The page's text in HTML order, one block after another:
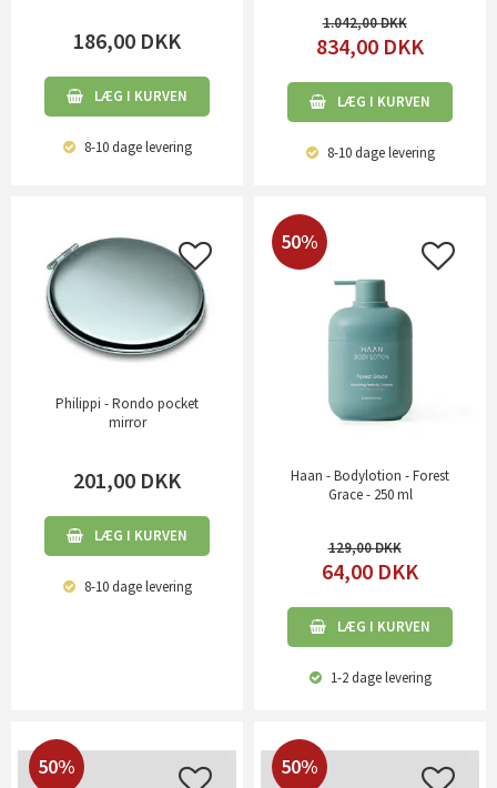
186,00 DKK
LÆG I KURVEN
8-10 dagelevering
1.042,00
834,00 DKK
LÆG I KURVEN
8-10 dagelevering
Philippi - Rondo pocket
mirror
201,00 DKK
LÆG I KURVEN
8-10 dagelevering
50%
Haan - Bodylotion - Forest
Grace - 250 ml
129,00
64,00 DKK
LÆG I KURVEN
1-2 dagelevering
50% 50%